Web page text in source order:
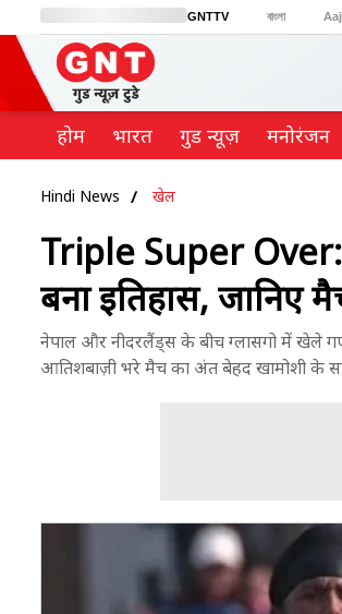
GNTTV বাংলা
BT Bazaar Cosmopolitan
होम भारत गुड न्यूज़ मनोरंजन
Hindi News खेल
Triple Super
बना इतिहास, जानिए
नेपाल और नीदरलैंड्स के बीच ग्लासगो में खेले
आतिशबाज़ी भरे मैच का अंत बेहद खामोशी के